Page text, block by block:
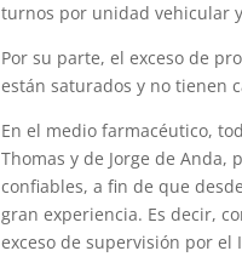
turnos por unidad vehicular
Por su parte, el exceso de
están saturados y no tienen
En el medio farmacéutico,
Thomas y de Jorge de
confiables, a fin de que
gran experiencia. Es decir,
exceso de supervisión por el